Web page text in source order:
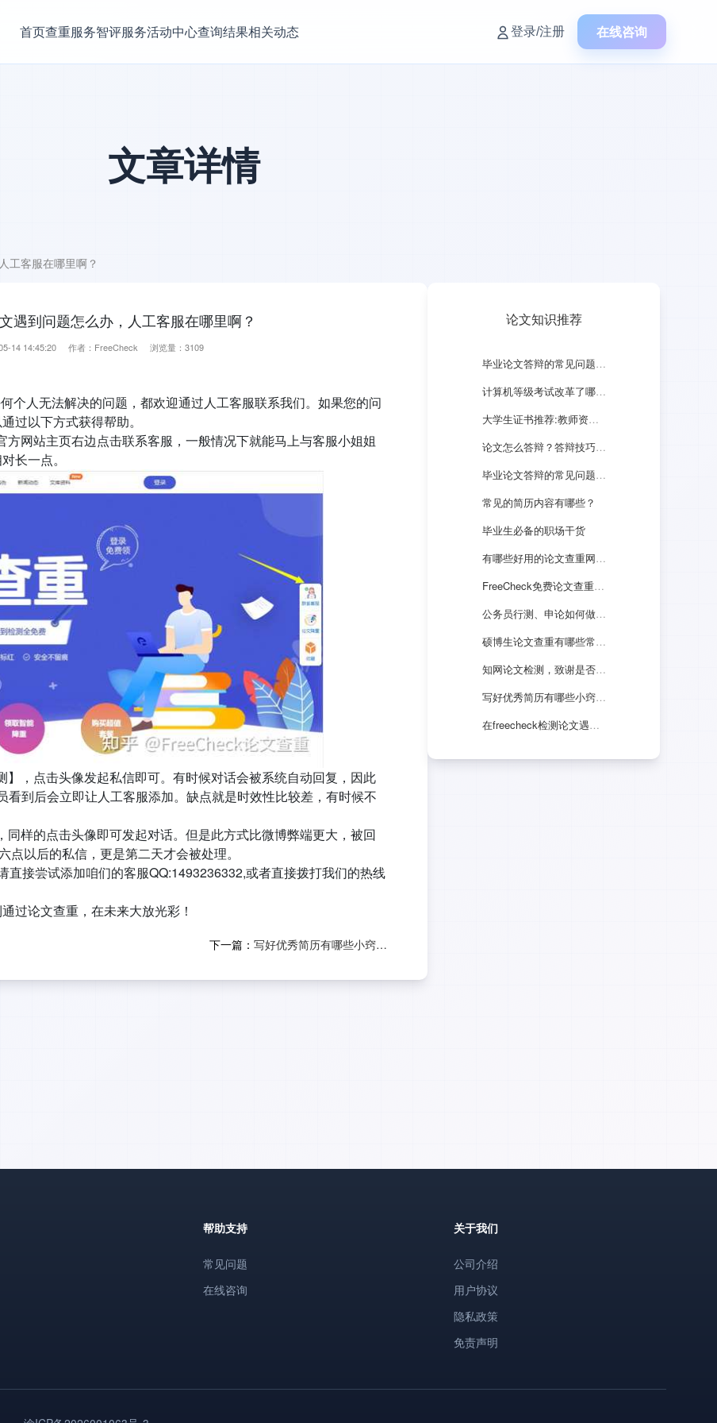
首页查重服务智评服务活动中心查询结果相关动态 登录/注册 在线咨询
文章详情
工客服在哪里啊？
遇到问题怎么办，人工客服在哪里啊？
05-14 14:45:20 作者：FreeCheck 浏览量：3109
个人无法解决的问题，都欢迎通过人工客服联系我们。如果您的问
过以下方式获得帮助。
网站主页右边点击联系客服，一般情况下就能马上与客服小姐姐
长一点。
，点击头像发起私信即可。有时候对话会被系统自动回复，因此
到后会立即让人工客服添加。缺点就是时效性比较差，有时候不
样的点击头像即可发起对话。但是此方式比微博弊端更大，被回
以后的私信，更是第二天才会被处理。
接尝试添加咱们的客服QQ:1493236332,或者直接拨打我们的热线
过论文查重，在未来大放光彩！
下一篇： 写好优秀简历有哪些小窍门？
论文知识推荐
毕业论文答辩的常见问题，如何高分回答？
计算机等级考试改革了哪些？如何高效备考一次通过？
大学生证书推荐:教师资格证的答题技巧
论文怎么答辩？答辩技巧与方法有哪些？
毕业论文答辩的常见问题，如何高分回答？
常见的简历内容有哪些？
毕业生必备的职场干货
有哪些好用的论文查重网站值得推荐？
FreeCheck免费论文查重来支招：毕业生租房注意事项！
公务员行测、申论如何做到有效备考？
硕博生论文查重有哪些常见问题？
知网论文检测，致谢是否会被查重？
写好优秀简历有哪些小窍门？
在freecheck检测论文遇到问题怎么办，人工客服在哪里啊？
帮助支持
常见问题
在线咨询
关于我们
公司介绍
用户协议
隐私政策
免责声明